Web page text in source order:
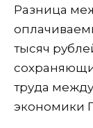
Разница
тысяч
труда
экономики